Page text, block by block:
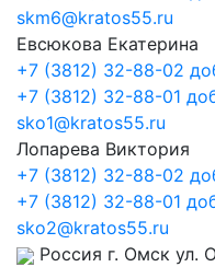
skm6@kratos55.ru
Евсюкова Екатерина
+7 (3812) 32-88-02
+7 (3812) 32-88-01
sko1@kratos55.ru
Лопарева Виктория
+7 (3812) 32-88-02
+7 (3812) 32-88-01
sko2@kratos55.ru
Россия г. Омск ул.